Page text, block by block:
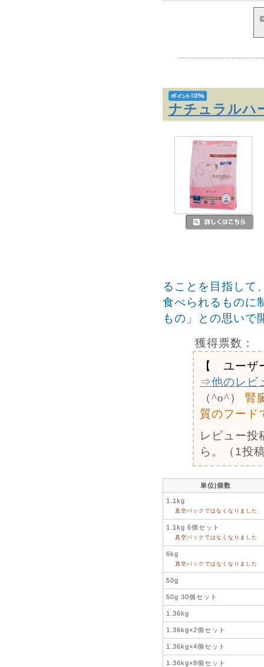
ナチュラル
ることを目指して
食べられるものに
もの」との思いで
獲得票数：
【 ユーザ
⇒他のレビ
（^o^）
腎
質のフード
レビュー投
ら。（1投
単位|個数
1.1kg
真空パックではなくなりました
1.1kg 6個セット
真空パックではなくなりました
6kg
真空パックではなくなりました
50g
50g 30個セット
1.36kg
1.36kg×2個セット
1.36kg×4個セット
1.36kg×8個セット